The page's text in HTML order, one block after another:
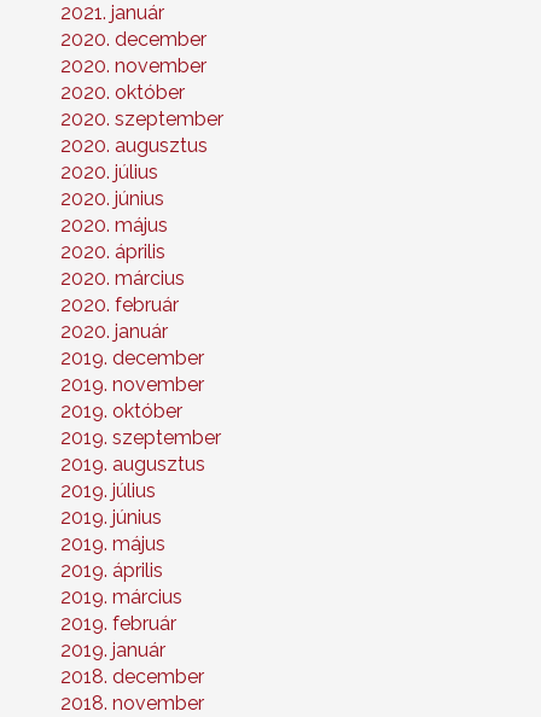
2021. január
2020. december
2020. november
2020. október
2020. szeptember
2020. augusztus
2020. július
2020. június
2020. május
2020. április
2020. március
2020. február
2020. január
2019. december
2019. november
2019. október
2019. szeptember
2019. augusztus
2019. július
2019. június
2019. május
2019. április
2019. március
2019. február
2019. január
2018. december
2018. november